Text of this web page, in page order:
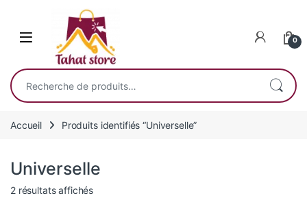
0
Recherche pour :
Accueil Produits identifiés “Universelle”
Universelle
2 résultats affichésTrié du plus récent au plus ancien